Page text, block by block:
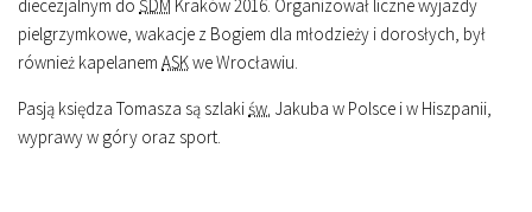
diecezjalnym do ŚDM Kraków 2016. Organizował liczne wyjazdy
pielgrzymkowe, wakacje z Bogiem dla młodzieży i dorosłych, był
również kapelanem ASKwe Wrocławiu.
Pasją księdza Tomasza są szlakiśw. Jakuba w Polsce i w Hiszpanii,
wyprawy w góry oraz sport.